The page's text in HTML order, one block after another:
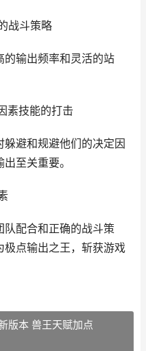
战斗策略
的输出频率和灵活的站
素技能的打击
避和规避他们的决定因
至关重要。
配合和正确的战斗策
极点输出之王，斩获游戏
版本 兽王天赋加点